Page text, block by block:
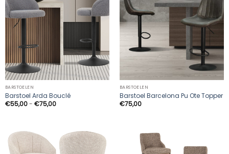
BARSTOELEN
Barstoel Arda Bouclé
€55,00- €75,00Prijsklasse:
€55,00
BARSTOELEN
Barstoel Barcelona Pu Ote Topper
€75,00